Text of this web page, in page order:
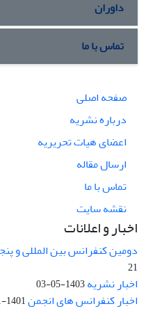
داوران
تماس با ما
صفحه اصلی
درباره نشریه
اعضای هیات تحریریه
ارسال مقاله
تماس با ما
نقشه سایت
اخبار و اعلانات
دومین کنفرانس بین المللی و
21
اخبار نشریه1403-05-03
اخبار کنفرانس های انجمن1401-01-10